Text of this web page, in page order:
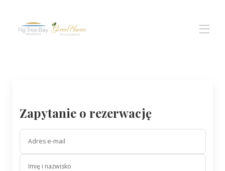
Rezydencje Green Haven
Widoki Protaras dla mieszkańców
Doświadczenie▾
Zapytanie o rezerwację
Adres e-mail
Imię i nazwisko